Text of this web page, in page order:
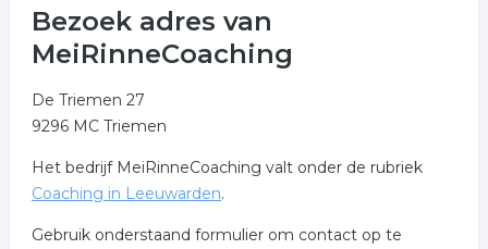
Bezoek adres van
MeiRinneCoaching
De Triemen 27
9296 MC Triemen
Het bedrijf MeiRinneCoaching valt onder de rubriek
Coaching in Leeuwarden.
Gebruik onderstaand formulier om contact op te